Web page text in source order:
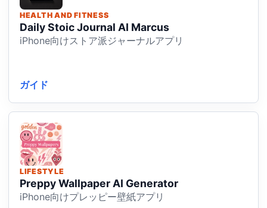
HEALTH AND FITNESS
Daily Stoic Journal AI Marcus
iPhone向けストア派ジャーナルアプリ
ガイド
LIFESTYLE
Preppy Wallpaper AI Generator
iPhone向けプレッピー壁紙アプリ